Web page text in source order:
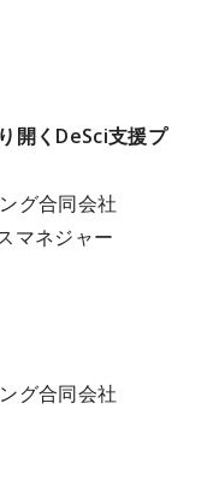
開くDeSci支援プ
グ合同会社
マネジャー
グ合同会社